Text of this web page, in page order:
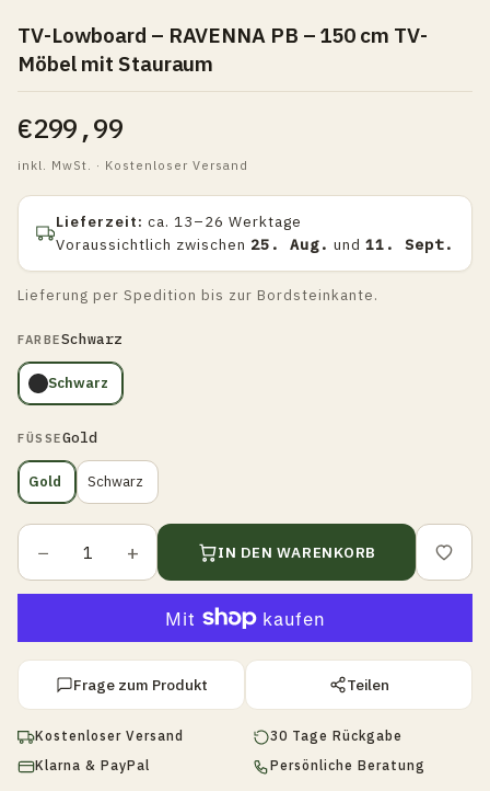
TV-Lowboard – RAVENNA PB – 150 cm TV-
Möbel mit Stauraum
€299,99
inkl. MwSt. · Kostenloser Versand
Lieferzeit: ca. 13–26 Werktage
Voraussichtlich zwischen 25. Aug. und 11. Sept.
Lieferung per Spedition bis zur Bordsteinkante.
FARBESchwarz
Schwarz
FÜSSEGold
Gold Schwarz
− + IN DEN WARENKORB
Frage zum Produkt Teilen
Kostenloser Versand
30 Tage Rückgabe
Klarna & PayPal
Persönliche Beratung